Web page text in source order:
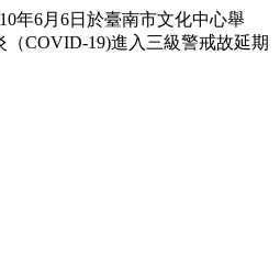
年6月6日於臺南市文化中心舉
COVID-19)進入三級警戒故延期